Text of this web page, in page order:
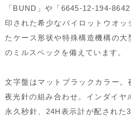
「BUND」や「6645-12-194-
印された希少なパイロットウオッ
たケース形状や特殊構造機構の大
のミルスペックを備えています。
文字盤はマットブラックカラー。
夜光針の組み合わせ。インダイヤ
永久秒針、24H表示計が配された